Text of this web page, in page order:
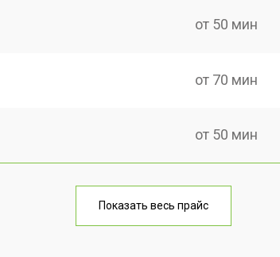
от 50 мин
от 70 мин
от 50 мин
от 70 мин
Показать весь прайс